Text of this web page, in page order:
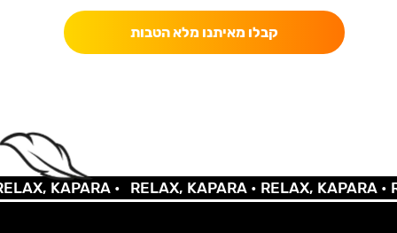
קבלו מאיתנו מלא הטבות
KAPARA • RELAX, KAPARA •RELAX, KAPARA •